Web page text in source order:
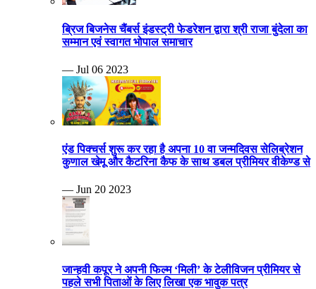
ब्रिज बिजनेस चैंबर्स इंडस्ट्री फेडरेशन द्वारा श्री राजा बुंदेला का
सम्मान एवं स्वागत भोपाल समाचार
— Jul 06 2023
एंड पिक्चर्स शुरू कर रहा है अपना 10 वा जन्मदिवस सेलिब्रेशन
कुणाल खेमू और कैटरिना कैफ के साथ डबल प्रीमियर वीकेण्ड से
— Jun 20 2023
जान्हवी कपूर ने अपनी फिल्म ‘मिली’ के टेलीविजन प्रीमियर से
पहले सभी पिताओं के लिए लिखा एक भावुक पत्र